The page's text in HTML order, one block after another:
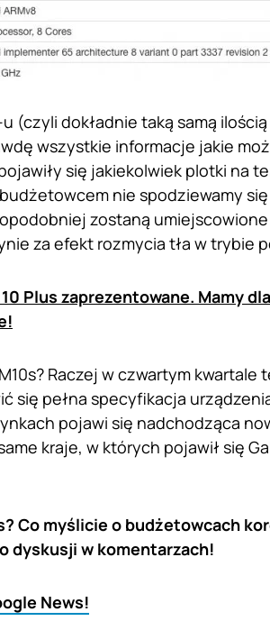
(czyli dokładnie taką samą
wszystkie informacje jakie
się jakiekolwiek plotki na
nie spodziewamy się
zostaną umiejscowione
za efekt rozmycia tła w trybie
Plus zaprezentowane. Mamy
Raczej w czwartym kwartale
się pełna specyfikacja
pojawi się nadchodząca
kraje, w których pojawił się
Co myślicie o budżetowcach
dyskusji w komentarzach!
News!